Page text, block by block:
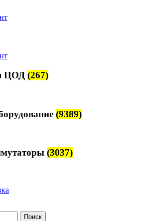
ЦОД (267)
(9389)
(3037)
Поиск